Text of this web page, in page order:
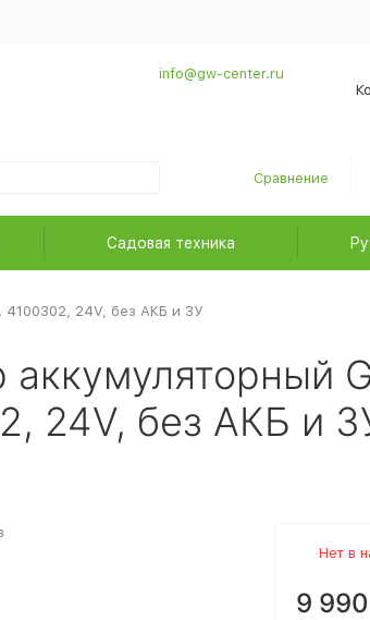
info@gw-center.ru
Сравнение
Садовая техника
4100302, 24V, без АКБ и ЗУ
24V, без АКБ и
Нет в
9 990